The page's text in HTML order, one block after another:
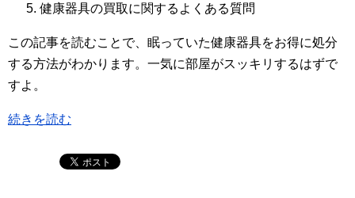
健康器具の買取に関するよくある質問
この記事を読むことで、眠っていた健康器具をお得に処分
する方法がわかります。一気に部屋がスッキリするはずで
すよ。
続きを読む